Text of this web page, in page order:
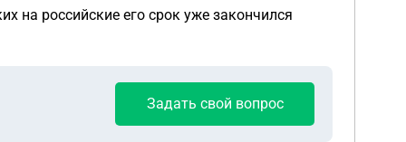
на российские его срок уже закончился
Задать свой вопрос